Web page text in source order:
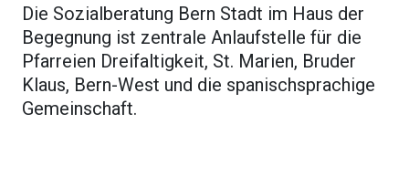
Die Sozialberatung Bern Stadt im Haus der
Begegnung ist zentrale Anlaufstelle für die
Pfarreien Dreifaltigkeit, St. Marien, Bruder
Klaus, Bern-West und die spanischsprachige
Gemeinschaft.